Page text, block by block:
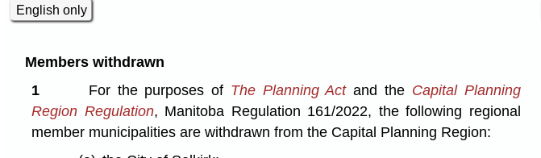
English only
Members withdrawn
1
For the purposes of The Planning Actand the Capital Planning
Region Regulation, Manitoba Regulation 161/2022, the following regional
member municipalities are withdrawn from the Capital Planning Region: